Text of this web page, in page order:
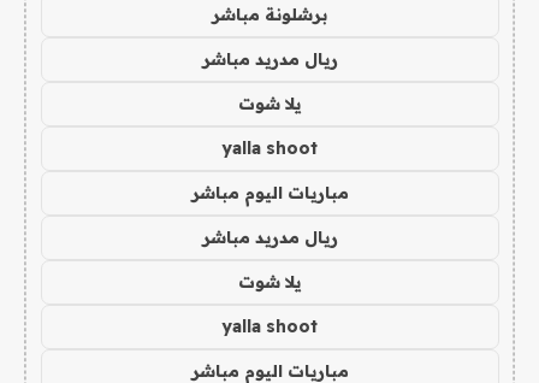
برشلونة مباشر
ريال مدريد مباشر
يلا شوت
yalla shoot
مباريات اليوم مباشر
ريال مدريد مباشر
يلا شوت
yalla shoot
مباريات اليوم مباشر